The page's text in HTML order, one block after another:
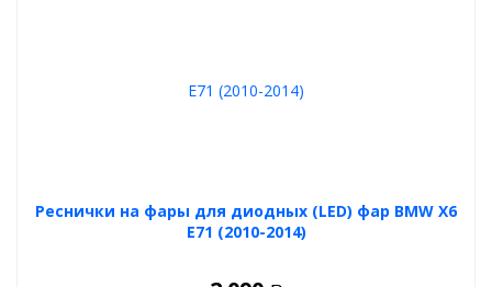
Реснички на фары для диодных (LED) фар BMW X6
E71 (2010-2014)